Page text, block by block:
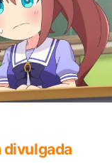
divulgada